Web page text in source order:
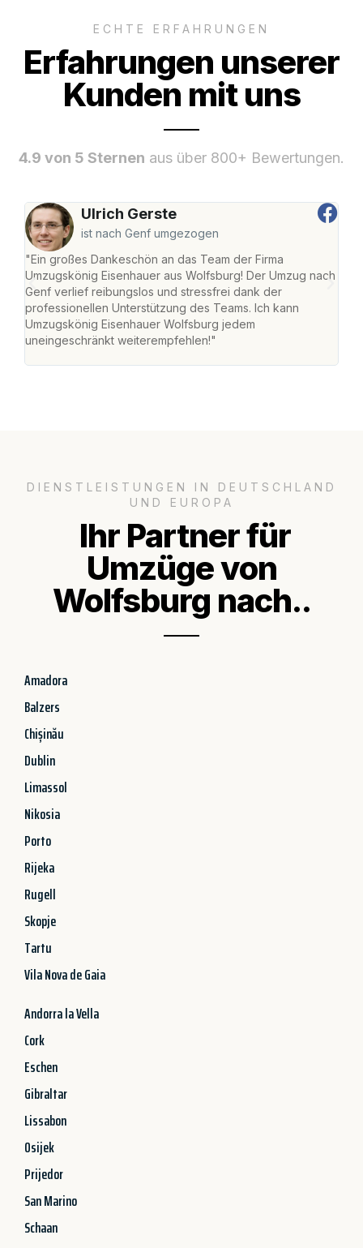
ECHTE ERFAHRUNGEN
Erfahrungen unserer
Kunden mit uns
4.9 von 5 Sternen aus über 800+ Bewertungen.
Ulrich Gerste
ist nach Genf umgezogen
"Ein großes Dankeschön an das Team der Firma
Umzugskönig Eisenhauer aus Wolfsburg! Der Umzug nach
Genf verlief reibungslos und stressfrei dank der
professionellen Unterstützung des Teams. Ich kann
Umzugskönig Eisenhauer Wolfsburg jedem
uneingeschränkt weiterempfehlen!"
DIENSTLEISTUNGEN IN DEUTSCHLAND
UND EUROPA
Ihr Partner für
Umzüge von
Wolfsburg nach..
Amadora
Balzers
Chișinău
Dublin
Limassol
Nikosia
Porto
Rijeka
Rugell
Skopje
Tartu
Vila Nova de Gaia
Andorra la Vella
Cork
Eschen
Gibraltar
Lissabon
Osijek
Prijedor
San Marino
Schaan